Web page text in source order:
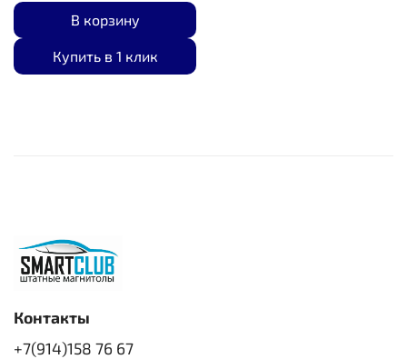
В корзину
Купить в 1 клик
Контакты
+7(914)158 76 67